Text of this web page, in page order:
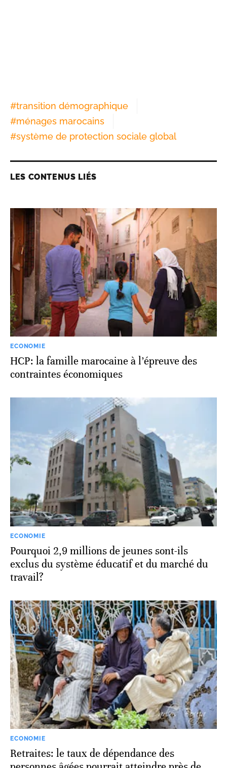
#transition démographique
#ménages marocains
#système de protection sociale global
LES CONTENUS LIÉS
ECONOMIE
HCP: la famille marocaine à l’épreuve des
contraintes économiques
ECONOMIE
Pourquoi 2,9 millions de jeunes sont-ils
exclus du système éducatif et du marché du
travail?
ECONOMIE
Retraites: le taux de dépendance des